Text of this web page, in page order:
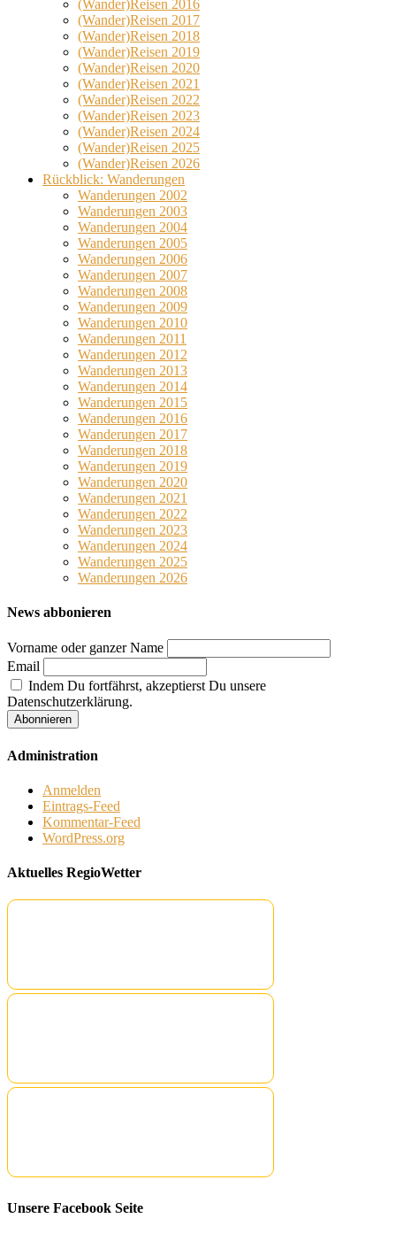
(Wander)Reisen 2016
(Wander)Reisen 2017
(Wander)Reisen 2018
(Wander)Reisen 2019
(Wander)Reisen 2020
(Wander)Reisen 2021
(Wander)Reisen 2022
(Wander)Reisen 2023
(Wander)Reisen 2024
(Wander)Reisen 2025
(Wander)Reisen 2026
Rückblick: Wanderungen
Wanderungen 2002
Wanderungen 2003
Wanderungen 2004
Wanderungen 2005
Wanderungen 2006
Wanderungen 2007
Wanderungen 2008
Wanderungen 2009
Wanderungen 2010
Wanderungen 2011
Wanderungen 2012
Wanderungen 2013
Wanderungen 2014
Wanderungen 2015
Wanderungen 2016
Wanderungen 2017
Wanderungen 2018
Wanderungen 2019
Wanderungen 2020
Wanderungen 2021
Wanderungen 2022
Wanderungen 2023
Wanderungen 2024
Wanderungen 2025
Wanderungen 2026
News abbonieren
Vorname oder ganzer Name
Email
Indem Du fortfährst, akzeptierst Du unsere
Datenschutzerklärung.
Administration
Anmelden
Eintrags-Feed
Kommentar-Feed
WordPress.org
Aktuelles RegioWetter
Unsere Facebook Seite